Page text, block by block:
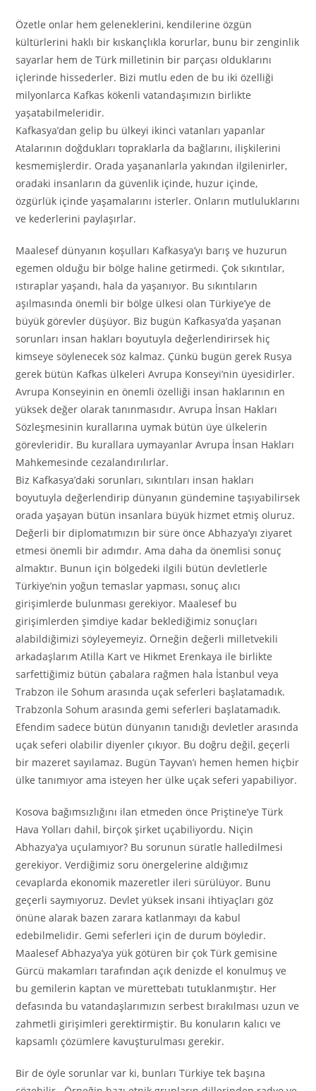
Özetle onlar hem geleneklerini, kendilerine özgün
kültürlerini haklı bir kıskançlıkla korurlar, bunu bir zenginlik
sayarlar hem de Türk milletinin bir parçası olduklarını
içlerinde hissederler. Bizi mutlu eden de bu iki özelliği
milyonlarca Kafkas kökenli vatandaşımızın birlikte
yaşatabilmeleridir.
Kafkasya’dan gelip bu ülkeyi ikinci vatanları yapanlar
Atalarının doğdukları topraklarla da bağlarını, ilişkilerini
kesmemişlerdir. Orada yaşananlarla yakından ilgilenirler,
oradaki insanların da güvenlik içinde, huzur içinde,
özgürlük içinde yaşamalarını isterler. Onların mutluluklarını
ve kederlerini paylaşırlar.
Maalesef dünyanın koşulları Kafkasya’yı barış ve huzurun
egemen olduğu bir bölge haline getirmedi. Çok sıkıntılar,
ıstıraplar yaşandı, hala da yaşanıyor. Bu sıkıntıların
aşılmasında önemli bir bölge ülkesi olan Türkiye’ye de
büyük görevler düşüyor. Biz bugün Kafkasya’da yaşanan
sorunları insan hakları boyutuyla değerlendirirsek hiç
kimseye söylenecek söz kalmaz. Çünkü bugün gerek Rusya
gerek bütün Kafkas ülkeleri Avrupa Konseyi’nin üyesidirler.
Avrupa Konseyinin en önemli özelliği insan haklarının en
yüksek değer olarak tanınmasıdır. Avrupa İnsan Hakları
Sözleşmesinin kurallarına uymak bütün üye ülkelerin
görevleridir. Bu kurallara uymayanlar Avrupa İnsan Hakları
Mahkemesinde cezalandırılırlar.
Biz Kafkasya’daki sorunları, sıkıntıları insan hakları
boyutuyla değerlendirip dünyanın gündemine taşıyabilirsek
orada yaşayan bütün insanlara büyük hizmet etmiş oluruz.
Değerli bir diplomatımızın bir süre önce Abhazya’yı ziyaret
etmesi önemli bir adımdır. Ama daha da önemlisi sonuç
almaktır. Bunun için bölgedeki ilgili bütün devletlerle
Türkiye’nin yoğun temaslar yapması, sonuç alıcı
girişimlerde bulunması gerekiyor. Maalesef bu
girişimlerden şimdiye kadar beklediğimiz sonuçları
alabildiğimizi söyleyemeyiz. Örneğin değerli milletvekili
arkadaşlarım Atilla Kart ve Hikmet Erenkaya ile birlikte
sarfettiğimiz bütün çabalara rağmen hala İstanbul veya
Trabzon ile Sohum arasında uçak seferleri başlatamadık.
Trabzonla Sohum arasında gemi seferleri başlatamadık.
Efendim sadece bütün dünyanın tanıdığı devletler arasında
uçak seferi olabilir diyenler çıkıyor. Bu doğru değil, geçerli
bir mazeret sayılamaz. Bugün Tayvan’ı hemen hemen hiçbir
ülke tanımıyor ama isteyen her ülke uçak seferi yapabiliyor.
Kosova bağımsızlığını ilan etmeden önce Priştine’ye Türk
Hava Yolları dahil, birçok şirket uçabiliyordu. Niçin
Abhazya’ya uçulamıyor? Bu sorunun süratle halledilmesi
gerekiyor. Verdiğimiz soru önergelerine aldığımız
cevaplarda ekonomik mazeretler ileri sürülüyor. Bunu
geçerli saymıyoruz. Devlet yüksek insani ihtiyaçları göz
önüne alarak bazen zarara katlanmayı da kabul
edebilmelidir. Gemi seferleri için de durum böyledir.
Maalesef Abhazya’ya yük götüren bir çok Türk gemisine
Gürcü makamları tarafından açık denizde el konulmuş ve
bu gemilerin kaptan ve mürettebatı tutuklanmıştır. Her
defasında bu vatandaşlarımızın serbest bırakılması uzun ve
zahmetli girişimleri gerektirmiştir. Bu konuların kalıcı ve
kapsamlı çözümlere kavuşturulması gerekir.
Bir de öyle sorunlar var ki, bunları Türkiye tek başına